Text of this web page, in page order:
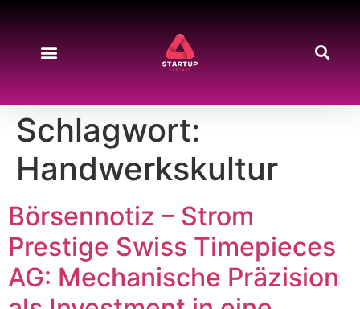
Schlagwort:
Handwerkskultur
Börsennotiz – Strom
Prestige Swiss Timepieces
AG: Mechanische Präzision